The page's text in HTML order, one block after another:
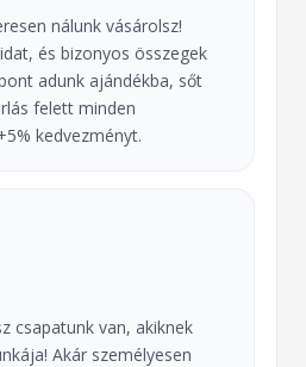
nálunk vásárolsz!
és bizonyos összegek
adunk ajándékba, sőt
felett minden
kedvezményt.
csapatunk van, akiknek
Akár személyesen